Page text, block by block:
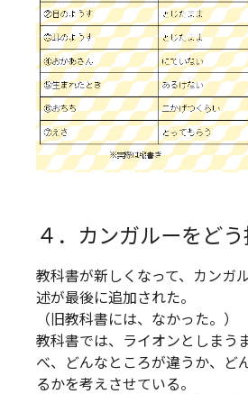
４．カンガルーをど
教科書が新しくなって、カンガ
述が最後に追加された。
（旧教科書には、なかった。）
教科書では、ライオンとしまう
べ、どんなところが違うか、ど
るかを考えさせている。